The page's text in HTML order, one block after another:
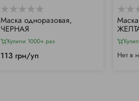
Маска одноразовая,
ЧЕРНАЯ
Купили 1000+ раз
113 грн/уп Нет в